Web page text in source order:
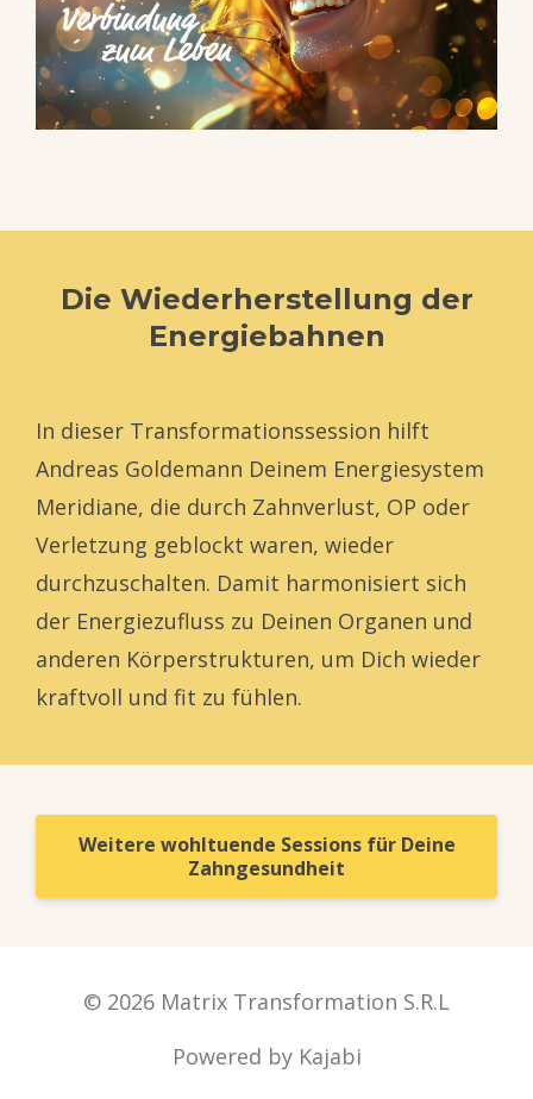
Die Wiederherstellung der
Energiebahnen
In dieser Transformationssession hilft
Andreas Goldemann Deinem Energiesystem
Meridiane, die durch Zahnverlust, OP oder
Verletzung geblockt waren, wieder
durchzuschalten. Damit harmonisiert sich
der Energiezufluss zu Deinen Organen und
anderen Körperstrukturen, um Dich wieder
kraftvoll und fit zu fühlen.
Weitere wohltuende Sessions für Deine
Zahngesundheit
© 2026 Matrix Transformation S.R.L
Powered by Kajabi